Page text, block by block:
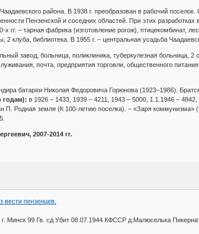
района. В 1938 г. преобразован в рабочий
Пензенской и соседних областей. При этих разработках
гг. – тарная фабрика (изготовление рогож), птицекомбинат,
клуба, библиотека. В 1955 г. – центральная усадьба
завод, больница, поликлиника, туберкулезная больница,
почта, предприятия торговли, общественного
батареи Николая Федоровича Горюнова (1923–1986).
годам): в 1926 – 1433, 1939 – 4211, 1943 – 5000, 1.1.1946 –
П. Родная земля (К 100-летию поселка). – «Заря коммунизма»
2007-2014 гг.
пензенцев.
Минск 99 Гв. сд Убит 08.07.1944 КФССР д.Малюселька